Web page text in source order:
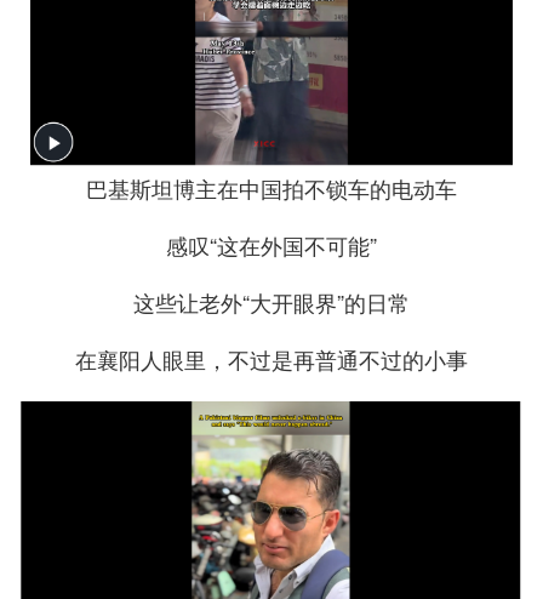
巴基斯坦博主在中国拍不锁车的电动车
感叹“这在外国不可能”
这些让老外“大开眼界”的日常
在襄阳人眼里，不过是再普通不过的小事